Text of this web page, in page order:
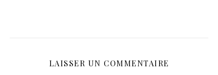
LAISSER UN COMMENTAIRE